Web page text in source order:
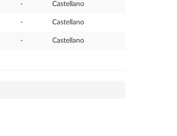
- Castellano
- Castellano
- Castellano